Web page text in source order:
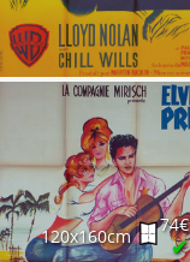
120x160cm
74€
✔